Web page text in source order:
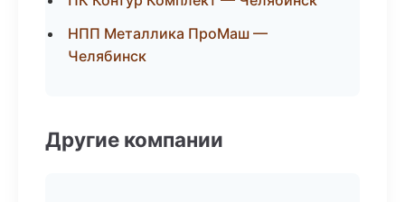
НПП Металлика ПроМаш —
Челябинск
Другие компании